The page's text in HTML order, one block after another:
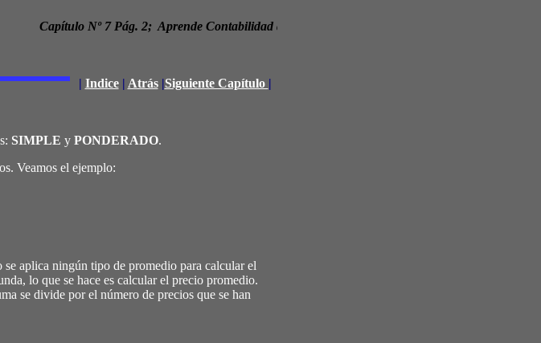
Capítulo Nº 7 Pág. 2; Aprende Contabilidad desde Cero
| Indice| Atrás|Siguiente Capítulo |
SIMPLE y PONDERADO.
Veamos el ejemplo:
aplica ningún tipo de promedio para calcular el
lo que se hace es calcular el precio promedio.
se divide por el número de precios que se han